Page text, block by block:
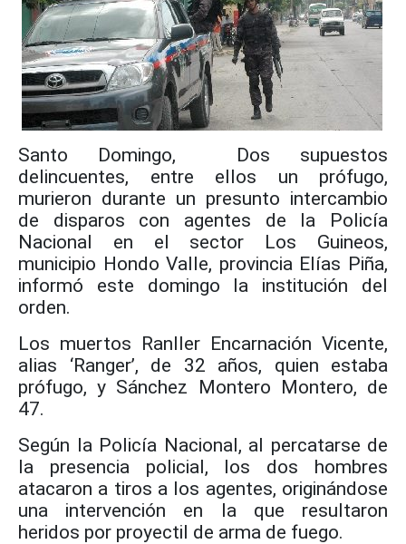
Santo Domingo, Dos supuestos
delincuentes, entre ellos un prófugo,
murieron durante un presunto intercambio
de disparos con agentes de la Policía
Nacional en el sector Los Guineos,
municipio Hondo Valle, provincia Elías Piña,
informó este domingo la institución del
orden.
Los muertos Ranller Encarnación Vicente,
alias ‘Ranger’, de 32 años, quien estaba
prófugo, y Sánchez Montero Montero, de
47.
Según la Policía Nacional, al percatarse de
la presencia policial, los dos hombres
atacaron a tiros a los agentes, originándose
una intervención en la que resultaron
heridos por proyectil de arma de fuego.